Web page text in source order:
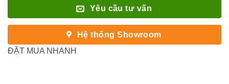
Yêu cầu tư vấn
Hệ thống Showroom
ĐẶT MUA NHANH